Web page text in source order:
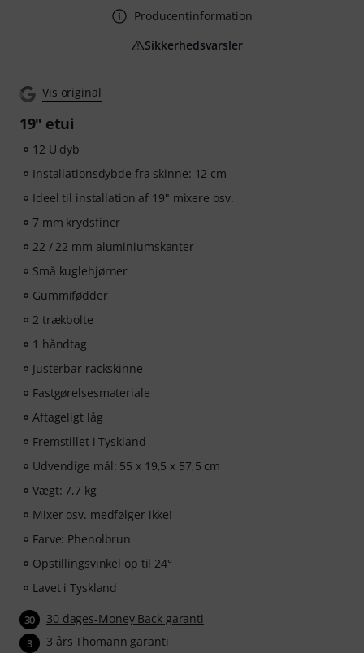
Vis original
19" etui
12 U dyb
Installationsdybde fra skinne: 12 cm
Ideel til installation af 19" mixere osv.
7 mm krydsfiner
22 / 22 mm aluminiumskanter
Små kuglehjørner
Gummifødder
2 trækbolte
1 håndtag
Justerbar rackskinne
Fastgørelsesmateriale
Aftageligt låg
Fremstillet i Tyskland
Udvendige mål: 55 x 19,5 x 57,5 cm
Vægt: 7,7 kg
Mixer osv. medfølger ikke!
Farve: Phenolbrun
Opstillingsvinkel op til 24°
Lavet i Tyskland
30 30 dages-Money Back garanti
3 3 års Thomann garanti
Producentinformation
Sikkerhedsvarsler